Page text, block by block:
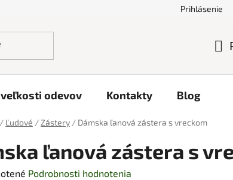
Prihlásenie
odevov Kontakty Blog
/ Ľudové / Zástery / Dámska ľanová zástera s vreckom
ľanová zástera s
Podrobnosti hodnotenia